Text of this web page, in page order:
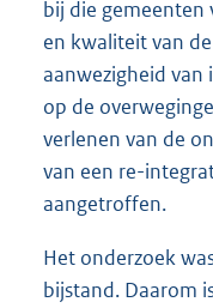
bij die gemeenten
en kwaliteit van
aanwezigheid
op de
verlenen van de
van een re-
aangetroffen.
Het onderzoek
bijstand. Daarom